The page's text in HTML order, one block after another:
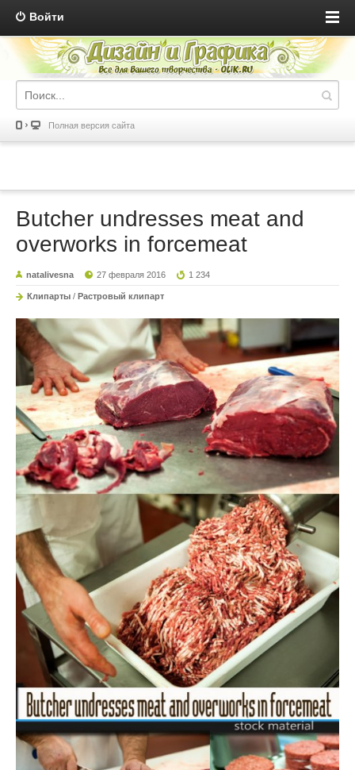
Войти
Полная версия сайта
Butcher undresses meat and
overworks in forcemeat
natalivesna 27 февраля 2016 1 234
Клипарты / Растровый клипарт